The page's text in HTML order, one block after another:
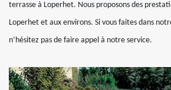
terrasse à Loperhet. Nous proposons des
Loperhet et aux environs. Si vous faites dans
n’hésitez pas de faire appel à notre service.